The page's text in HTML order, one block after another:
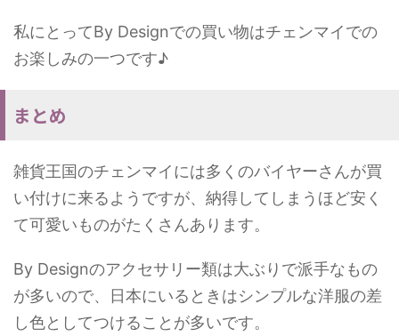
私にとってBy Designでの買い物はチェンマイでの
お楽しみの一つです♪
まとめ
雑貨王国のチェンマイには多くのバイヤーさんが買
い付けに来るようですが、納得してしまうほど安く
て可愛いものがたくさんあります。
By Designのアクセサリー類は大ぶりで派手なもの
が多いので、日本にいるときはシンプルな洋服の差
し色としてつけることが多いです。